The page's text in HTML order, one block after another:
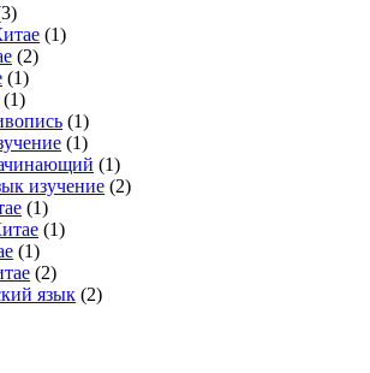
(1)
(2)
(1)
(1)
(1)
(1)
(1)
изучение (2)
(1)
(1)
(1)
(2)
язык (2)